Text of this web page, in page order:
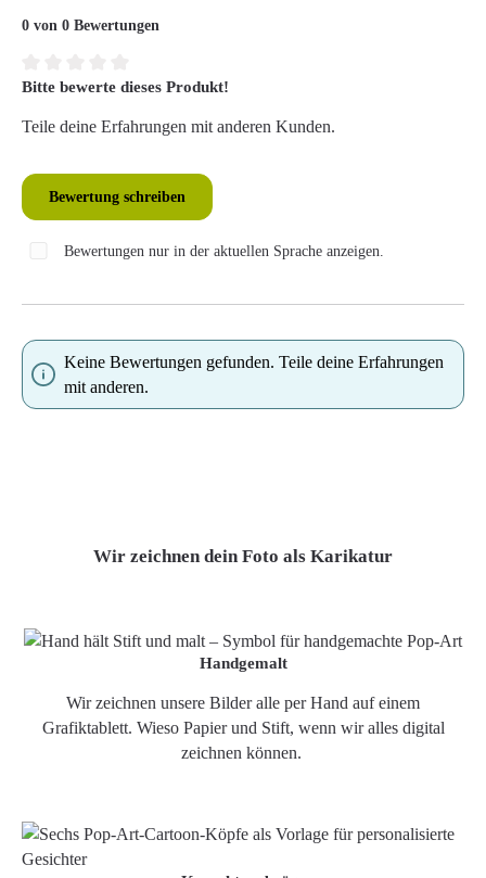
0 von 0 Bewertungen
Durchschnittliche Bewertung von 0 von 5 Sternen
Bitte bewerte dieses Produkt!
Teile deine Erfahrungen mit anderen Kunden.
Bewertung schreiben
Bewertungen nur in der aktuellen Sprache anzeigen.
Keine Bewertungen gefunden. Teile deine Erfahrungen
mit anderen.
Wir zeichnen dein Foto als Karikatur
Handgemalt
Wir zeichnen unsere Bilder alle per Hand auf einem
Grafiktablett. Wieso Papier und Stift, wenn wir alles digital
zeichnen können.